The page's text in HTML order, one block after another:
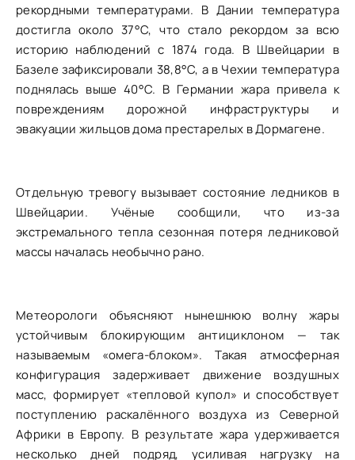
рекордными температурами. В Дании температура
достигла около 37°C, что стало рекордом за всю
историю наблюдений с 1874 года. В Швейцарии в
Базеле зафиксировали 38,8°C, а в Чехии температура
поднялась выше 40°C. В Германии жара привела к
повреждениям дорожной инфраструктуры и
эвакуации жильцов дома престарелых в Дормагене.
Отдельную тревогу вызывает состояние ледников в
Швейцарии. Учёные сообщили, что из-за
экстремального тепла сезонная потеря ледниковой
массы началась необычно рано.
Метеорологи объясняют нынешнюю волну жары
устойчивым блокирующим антициклоном — так
называемым «омега-блоком». Такая атмосферная
конфигурация задерживает движение воздушных
масс, формирует «тепловой купол» и способствует
поступлению раскалённого воздуха из Северной
Африки в Европу. В результате жара удерживается
несколько дней подряд, усиливая нагрузку на